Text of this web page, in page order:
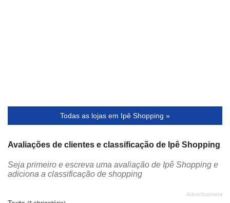
Todas as lojas em Ipê Shopping »
Avaliações de clientes e classificação de Ipê Shopping
Seja primeiro e escreva uma avaliação de Ipê Shopping e
adiciona a classificação de shopping